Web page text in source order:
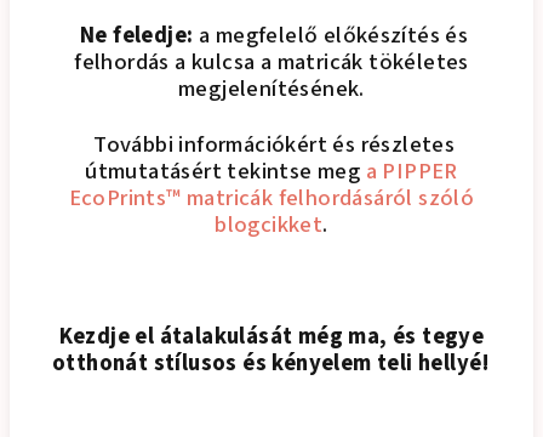
Ne feledje: a megfelelő előkészítés és
felhordás a kulcsa a matricák tökéletes
megjelenítésének.
További információkért és részletes
útmutatásért tekintse meg a PIPPER
EcoPrints™ matricák felhordásáról szóló
blogcikket.
Kezdje el átalakulását még ma, és tegye
otthonát stílusos és kényelem teli hellyé!